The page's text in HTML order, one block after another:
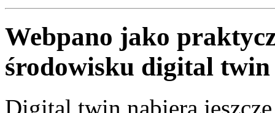
Webpano jako
środowisku digital twin